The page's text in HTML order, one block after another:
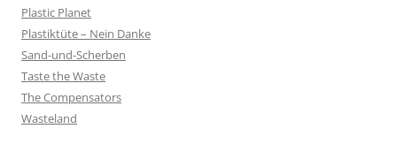
Plastic Planet
Plastiktüte – Nein Danke
Sand-und-Scherben
Taste the Waste
The Compensators
Wasteland